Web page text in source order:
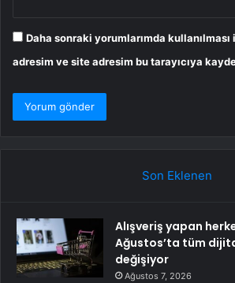
Daha sonraki yorumlarımda kullanılması
adresim ve site adresim bu tarayıcıya
Son Eklenen
Alışveriş yapan
Ağustos’ta tüm
değişiyor
Ağustos 7, 2026